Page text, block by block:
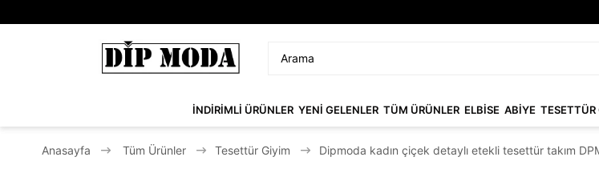
İNDİRİMLİ ÜRÜNLER YENİ GELENLER TÜM ÜRÜNLER ELBİSE ABİYE TESETTÜR
Anasayfa Tüm Ürünler Tesettür Giyim Dipmoda kadın çiçek detaylı etekli tesettür takım